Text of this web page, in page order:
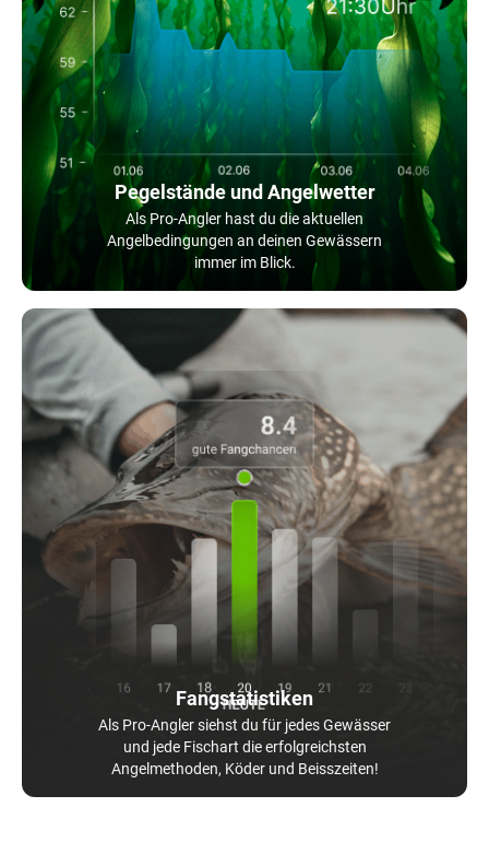
Pegelstände und Angelwetter
Als Pro-Angler hast du die aktuellen
Angelbedingungen an deinen Gewässern
immer im Blick.
Fangstatistiken
Als Pro-Angler siehst du für jedes Gewässer
und jede Fischart die erfolgreichsten
Angelmethoden, Köder und Beisszeiten!